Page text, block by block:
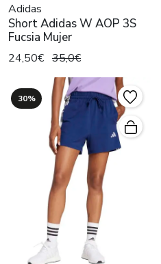
Adidas
Short Adidas W AOP 3S
Fucsia Mujer
24,50€ 35,0€
30%